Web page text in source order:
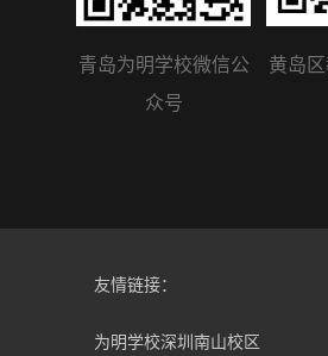
青岛为明学校微信公
众号
黄岛
友情链接：
为明学校深圳南山校区